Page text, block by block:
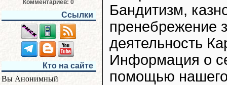
Комментариев: 0
Ссылки
Кто на сайте
Вы Анонимный
Бандитизм,
пренебрежение
деятельность
Информация о
помощью